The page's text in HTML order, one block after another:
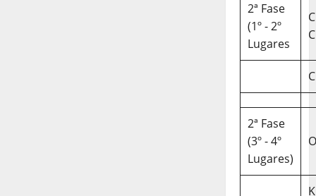
2ª Fase
(1º - 2º
Lugares
C
2ª Fase
(3º - 4º
Lugares)